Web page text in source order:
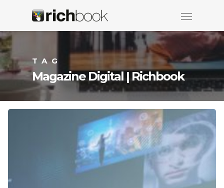
TAG
Magazine Digital | Richbook